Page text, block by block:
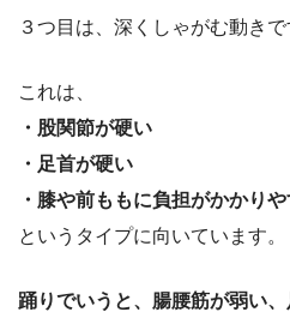
３つ目は、深くしゃがむ動きで
これは、
・股関節が硬い
・足首が硬い
・膝や前ももに負担がかかり
というタイプに向いています。
踊りでいうと、腸腰筋が弱い